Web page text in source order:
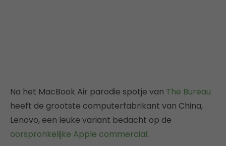
Na het MacBook Air parodie spotje van The Bureau
heeft de grootste computerfabrikant van China,
Lenovo, een leuke variant bedacht op de
oorspronkelijke Apple commercial.